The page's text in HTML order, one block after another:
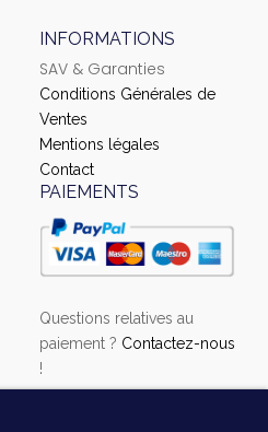
INFORMATIONS
SAV & Garanties
Conditions Générales de
Ventes
Mentions légales
Contact
PAIEMENTS
Questions relatives au
paiement ? Contactez-nous
!